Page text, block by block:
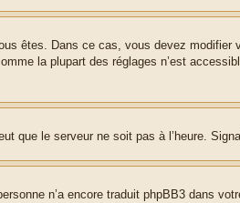
êtes. Dans ce cas, vous devez
la plupart des réglages n’est
que le serveur ne soit pas à l’heure.
n’a encore traduit phpBB3 dans